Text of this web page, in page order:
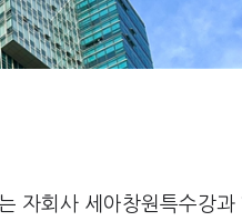
자회사 세아창원특수강